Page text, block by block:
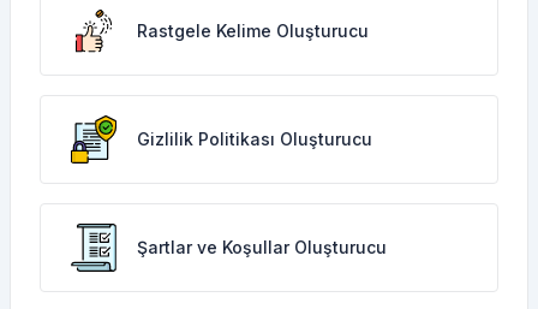
Rastgele Kelime Oluşturucu
Gizlilik Politikası Oluşturucu
Şartlar ve Koşullar Oluşturucu